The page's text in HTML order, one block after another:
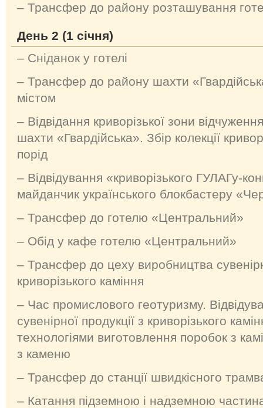
– Трансфер до району розташування
День 2 (1 січня)
– Сніданок у готелі
– Трансфер до району шахти
містом
– Відвідання криворізької зони
шахти «Гвардійська». Збір колекції
порід
– Відвідування «криворізького ГУЛАГу-
майданчик українського блокбастеру
– Трансфер до готелю «Центральний»
– Обід у кафе готелю «Центральний»
– Трансфер до цеху виробництва
криворізького каміння
– Час промислового геотуризму.
сувенірної продукції з криворізького
технологіями виготовлення поробок з
з каменю
– Трансфер до станції швидкісного
– Катання підземною і надземною